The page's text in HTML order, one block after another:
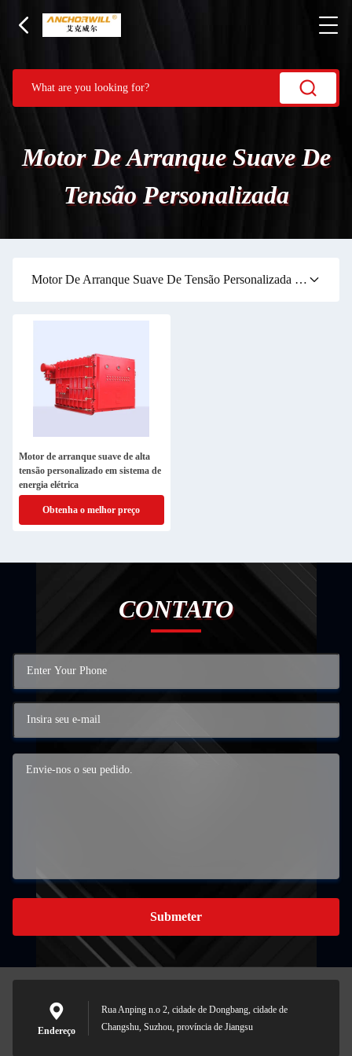
Motor De Arranque Suave De
Tensão Personalizada
Motor De Arranque Suave De Tensão Personalizada
(1)
Motor de arranque suave de alta
tensão personalizado em sistema de
energia elétrica
Obtenha o melhor preço
CONTATO
Submeter
Endereço
Rua Anping n.o 2, cidade de Dongbang, cidade de
Changshu, Suzhou, província de Jiangsu